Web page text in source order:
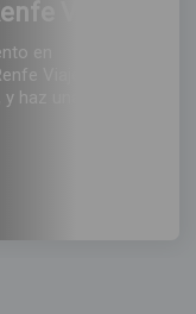
Viajes
en
Viajes. No te
haz una